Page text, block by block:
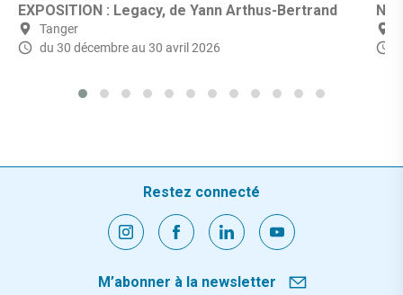
EXPOSITION : Legacy, de Yann Arthus-Bertrand
Tanger
du 30 décembreau 30 avril 2026
Restez connecté
M’abonner à la newsletter